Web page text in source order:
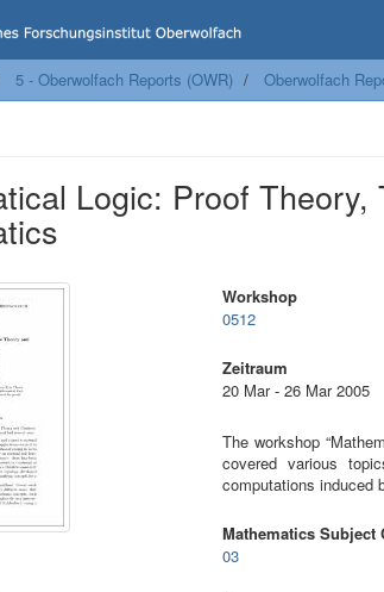
5 - Oberwolfach Reports (OWR) Oberwolfach
Logic: Proof
Workshop
0512
Zeitraum
20 Mar - 26 Mar 2005
The workshop
covered various
computations induced
Mathematics Subject
03